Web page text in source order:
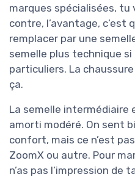
marques spécialisées, tu
contre, l’avantage,
remplacer par une
semelle plus technique
particuliers. La
ça.
La semelle intermédiaire
amorti modéré. On sent
confort, mais ce n’est
ZoomX ou autre. Pour
n’as pas l’impression de